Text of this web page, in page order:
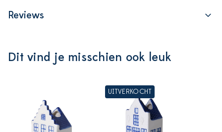
Reviews
Dit vind je misschien ook leuk
UITVERKOCHT